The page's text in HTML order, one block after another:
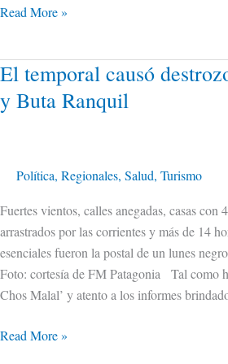
Read More »
El temporal causó
y Buta Ranquil
Política, Regionales, Salud, Turismo
Fuertes vientos, calles anegadas, casas con
arrastrados por las corrientes y más de 14
esenciales fueron la postal de un lunes
Foto: cortesía de FM Patagonia Tal como
Chos Malal’ y atento a los informes
El
temporal
causó
Barrancas
Buta
Ranquil
Read More »